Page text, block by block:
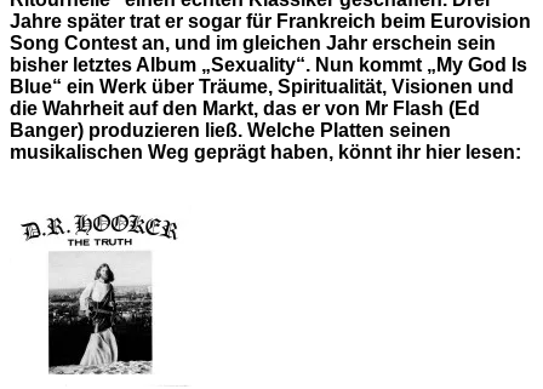
Jahre später trat er sogar für Frankreich beim Eurovision
Song Contest an, und im gleichen Jahr erschein sein
bisher letztes Album „Sexuality“. Nun kommt „My God Is
Blue“ ein Werk über Träume, Spiritualität, Visionen und
die Wahrheit auf den Markt, das er von Mr Flash (Ed
Banger) produzieren ließ. Welche Platten seinen
musikalischen Weg geprägt haben, könnt ihr hier lesen: